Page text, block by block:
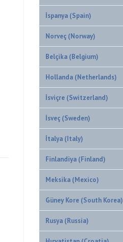
İspanya (Spain)
Norveç (Norway)
Belçika (Belgium)
Hollanda (Netherlands)
İsviçre (Switzerland)
İsveç (Sweden)
İtalya (Italy)
Finlandiya (Finland)
Meksika (Mexico)
Güney Kore (South Korea)
Rusya (Russia)